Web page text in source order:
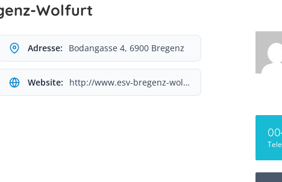
Wolfurt
Adresse: Bodangasse 4, 6900 Bregenz
Website: http://www.esv-bregenz-wolfurt.jimdo.com